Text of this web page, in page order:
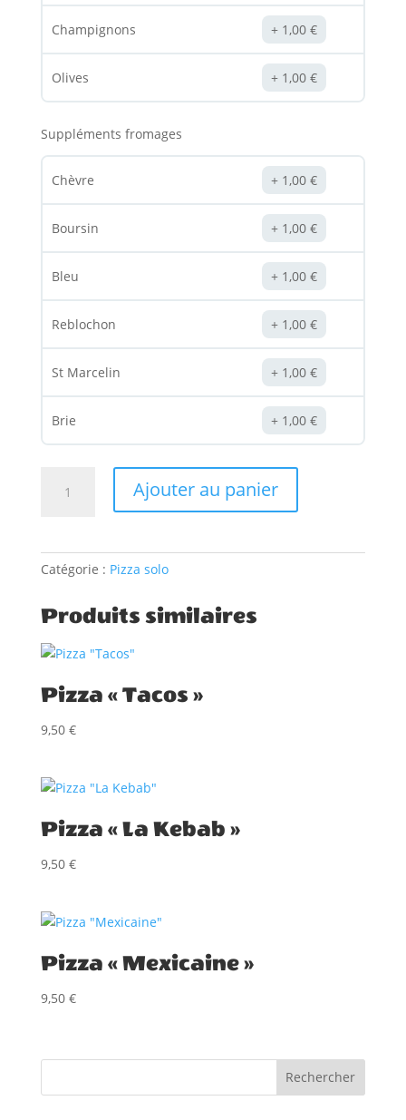
Champignons 1,00€
Olives 1,00€
Suppléments fromages
Chèvre 1,00€
Boursin 1,00€
Bleu 1,00€
Reblochon 1,00€
St Marcelin 1,00€
Brie 1,00€
Fromages"
Ajouter au panier
Catégorie : Pizza solo
Produits similaires
Pizza « Tacos »
9,50 €
Pizza « La Kebab »
9,50 €
Pizza « Mexicaine »
9,50 €
Rechercher